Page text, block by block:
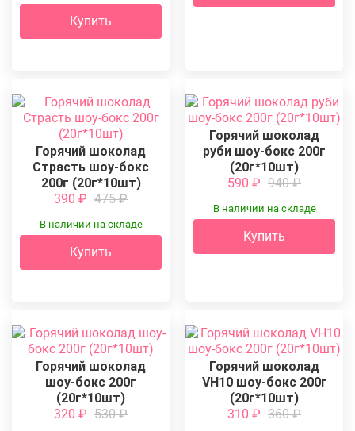
Купить
Горячий шоколад
Страсть шоу-бокс
200г (20г*10шт)
390 ₽ 475₽
В наличии на складе
Купить
Горячий шоколад
руби шоу-бокс 200г
(20г*10шт)
590 ₽ 940₽
В наличии на складе
Купить
Горячий шоколад
шоу-бокс 200г
(20г*10шт)
320 ₽ 530₽
Горячий шоколад
VH10 шоу-бокс 200г
(20г*10шт)
310 ₽ 360₽